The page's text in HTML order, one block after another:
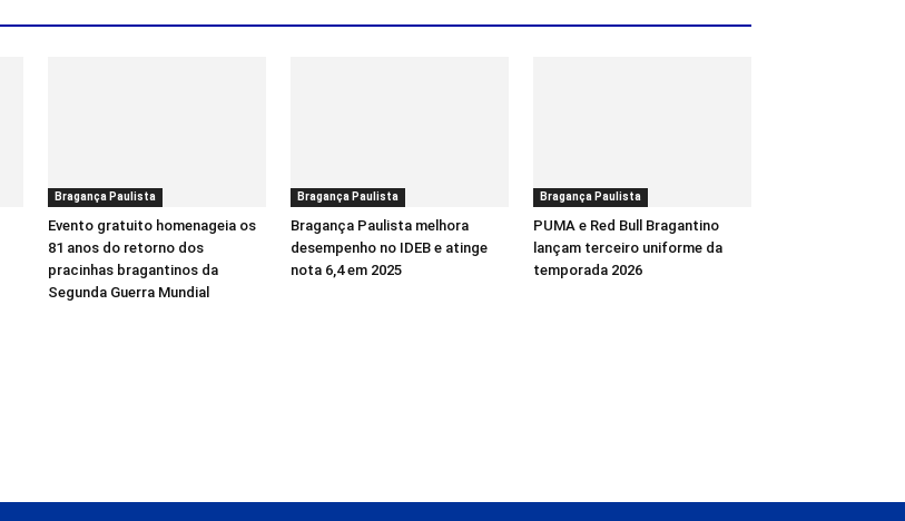
Bragança Paulista
Evento gratuito homenageia os
81 anos do retorno dos
pracinhas bragantinos da
Segunda Guerra Mundial
Bragança Paulista
Bragança Paulista melhora
desempenho no IDEB e atinge
nota 6,4 em 2025
Bragança Paulista
PUMA e Red Bull Bragantino
lançam terceiro uniforme da
temporada 2026